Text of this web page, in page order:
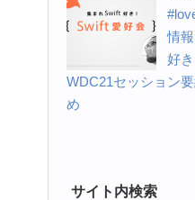
情
好
WDC21セッション
め
サイト内検索